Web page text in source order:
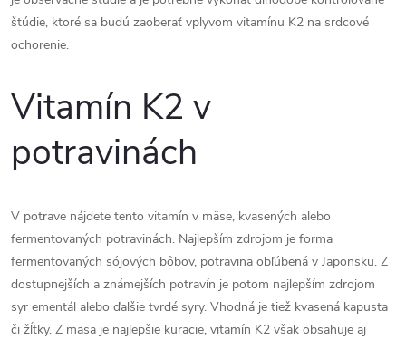
štúdie, ktoré sa budú zaoberať vplyvom vitamínu K2 na srdcové
ochorenie.
Vitamín K2 v
potravinách
V potrave nájdete tento vitamín v mäse, kvasených alebo
fermentovaných potravinách. Najlepším zdrojom je forma
fermentovaných sójových bôbov, potravina obľúbená v Japonsku. Z
dostupnejších a známejších potravín je potom najlepším zdrojom
syr ementál alebo ďalšie tvrdé syry. Vhodná je tiež kvasená kapusta
či žĺtky. Z mäsa je najlepšie kuracie, vitamín K2 však obsahuje aj